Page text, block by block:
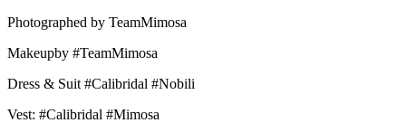
Photographed by TeamMimosa
Makeupby #TeamMimosa
Dress & Suit #Calibridal #Nobili
Vest: #Calibridal #Mimosa